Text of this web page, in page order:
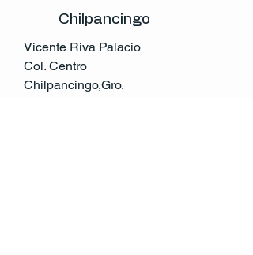
Chilpancingo
Vicente Riva Palacio
Col. Centro
Chilpancingo,Gro.